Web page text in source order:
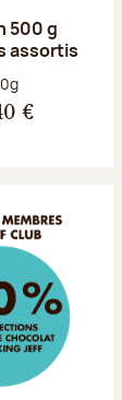
500 g
assortis
net :
€